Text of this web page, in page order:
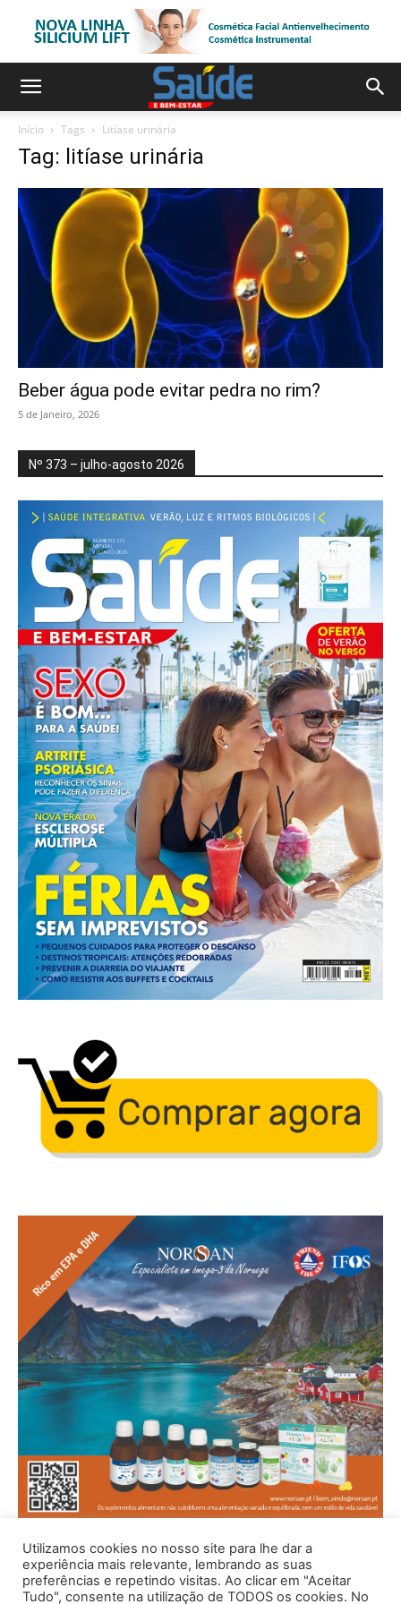
Início Tags Litíase urinária
Tag: litíase urinária
Beber água pode evitar pedra no rim?
5 de Janeiro, 2026
Nº 373 – julho-agosto 2026
Utilizamos cookies no nosso site para lhe dar a
experiência mais relevante, lembrando as suas
preferências e repetindo visitas. Ao clicar em "Aceitar
Tudo", consente na utilização de TODOS os cookies. No